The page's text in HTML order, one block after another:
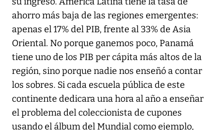
ahorro más baja de las regiones emergentes:
apenas el 17% del PIB, frente al 33% de Asia
Oriental. No porque ganemos poco, Panamá
tiene uno de los PIB per cápita más altos de la
región, sino porque nadie nos enseñó a contar
los sobres. Si cada escuela pública de este
continente dedicara una hora al año a enseñar
el problema del coleccionista de cupones
usando el álbum del Mundial como ejemplo,